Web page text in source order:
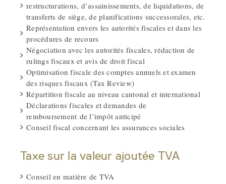
restructurations, d’assainissements, de liquidations, de
transferts de siège, de planifications successorales, etc.
Représentation envers les autorités fiscales et dans les
procédures de recours
Négociation avec les autorités fiscales, rédaction de
rulings fiscaux et avis de droit fiscal
Optimisation fiscale des comptes annuels et examen
des risques fiscaux (Tax Review)
Répartition fiscale au niveau cantonal et international
Déclarations fiscales et demandes de
remboursement de l’impôt anticipé
Conseil fiscal concernant les assurances sociales
Taxe sur la valeur ajoutée TVA
Conseil en matière de TVA